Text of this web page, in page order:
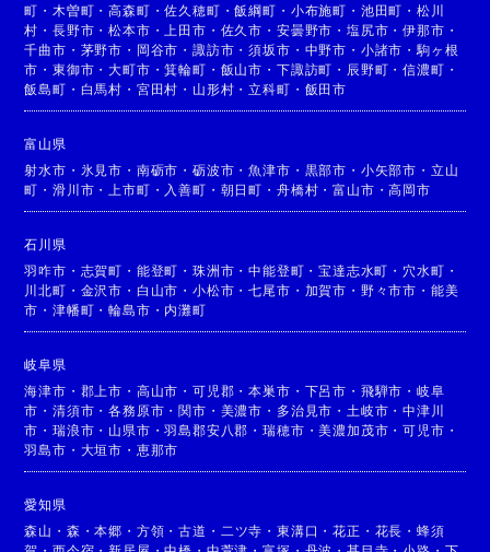
町 ・ 木曽町 ・高森町 ・佐久穂町 ・飯綱町 ・ 小布施町 ・ 池田町 ・ 松川
村 ・長野市 ・松本市 ・ 上田市 ・ 佐久市 ・ 安曇野市 ・ 塩尻市 ・伊那市 ・
千曲市 ・ 茅野市 ・ 岡谷市 ・諏訪市 ・須坂市 ・ 中野市 ・ 小諸市 ・ 駒ヶ根
市 ・東御市 ・大町市 ・箕輪町 ・ 飯山市 ・ 下諏訪町 ・ 辰野町 ・信濃町 ・
飯島町 ・ 白馬村 ・ 宮田村 ・ 山形村 ・立科町 ・ 飯田市
富山県
射水市 ・ 氷見市 ・ 南砺市 ・砺波市 ・魚津市 ・ 黒部市 ・ 小矢部市 ・ 立山
町 ・滑川市 ・ 上市町 ・ 入善町 ・ 朝日町 ・ 舟橋村 ・富山市 ・高岡市
石川県
羽咋市 ・ 志賀町 ・ 能登町 ・珠洲市 ・中能登町 ・宝達志水町 ・ 穴水町 ・
川北町 ・ 金沢市 ・ 白山市 ・小松市 ・七尾市 ・ 加賀市 ・ 野々市市 ・ 能美
市 ・津幡町 ・輪島市 ・ 内灘町
岐阜県
海津市 ・ 郡上市 ・ 高山市 ・可児郡 ・本巣市 ・ 下呂市 ・ 飛騨市 ・ 岐阜
市 ・清須市 ・各務原市 ・関市 ・ 美濃市 ・ 多治見市 ・ 土岐市 ・中津川
市 ・瑞浪市 ・ 山県市 ・羽島郡安八郡 ・瑞穂市 ・美濃加茂市 ・可児市 ・
羽島市 ・ 大垣市 ・ 恵那市
愛知県
森山 ・ 森 ・本郷 ・ 方領 ・古道 ・ 二ツ寺 ・ 東溝口 ・花正 ・ 花長 ・ 蜂須